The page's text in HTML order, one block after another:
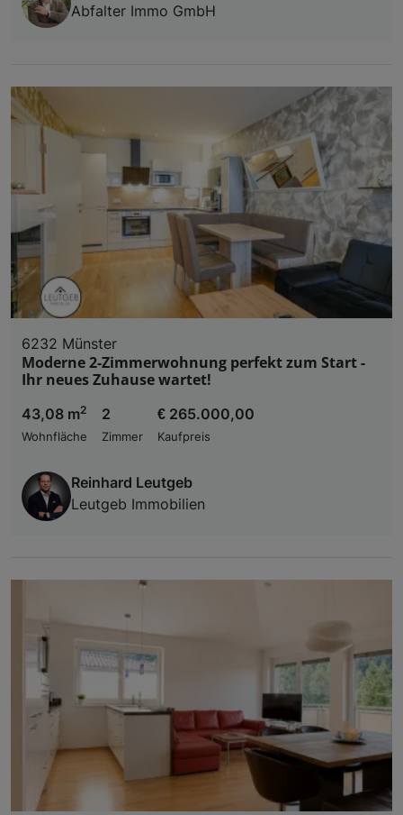
Abfalter Immo GmbH
6232 Münster
Moderne 2-Zimmerwohnung perfekt zum Start -
Ihr neues Zuhause wartet!
43,08 m2
Wohnfläche
2
Zimmer
€ 265.000,00
Kaufpreis
Reinhard Leutgeb
Leutgeb Immobilien